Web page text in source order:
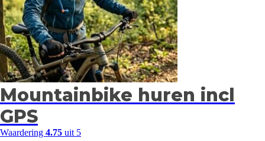
Mountainbike huren incl
GPS
Waardering 4.75 uit 5